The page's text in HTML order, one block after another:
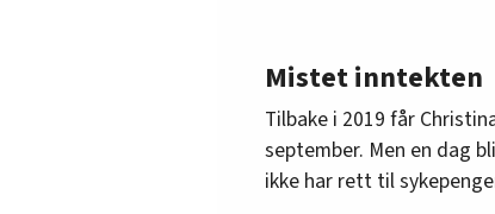
Mistet inntekten
Tilbake i 2019 får
september. Men en dag
ikke har rett til